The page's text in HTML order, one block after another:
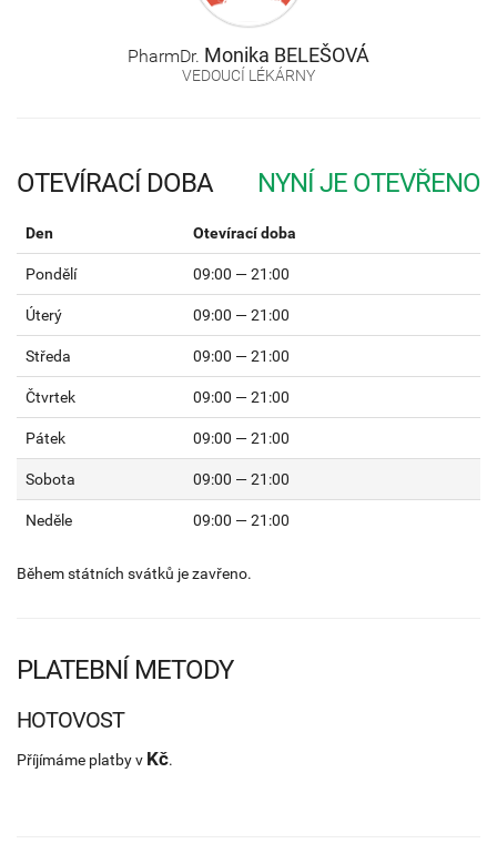
PharmDr. Monika BELEŠOVÁ
VEDOUCÍ LÉKÁRNY
OTEVÍRACÍ DOBA
Den Otevírací doba
Pondělí 09:00 — 21:00
Úterý 09:00 — 21:00
Středa 09:00 — 21:00
Čtvrtek 09:00 — 21:00
Pátek 09:00 — 21:00
Sobota 09:00 — 21:00
Neděle 09:00 — 21:00
Během státních svátků je zavřeno.
PLATEBNÍ METODY
HOTOVOST
Příjímáme platby v Kč.